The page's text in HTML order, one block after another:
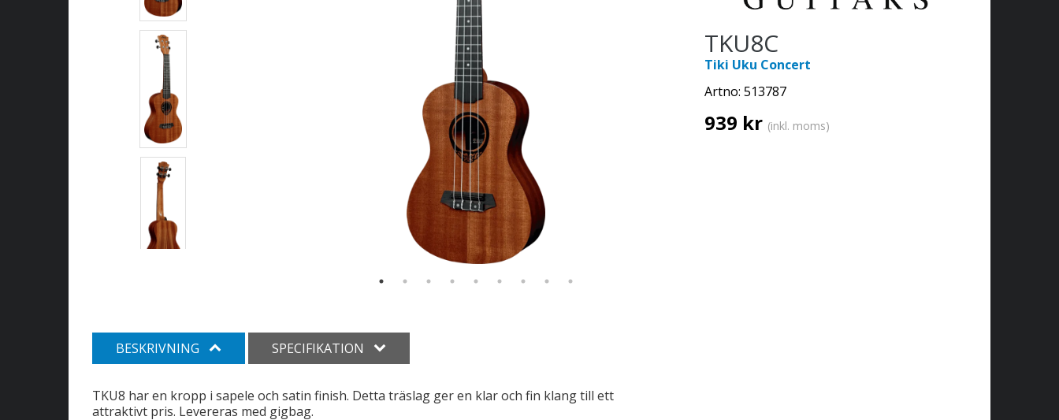
TKU8C
Tiki Uku Concert
Artno: 513787
939 kr (inkl. moms)
BESKRIVNING SPECIFIKATION
TKU8 har en kropp i sapele och satin finish. Detta träslag ger en klar och fin klang till ett
attraktivt pris. Levereras med gigbag.